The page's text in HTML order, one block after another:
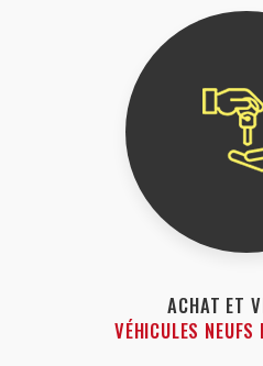
ACHAT ET
VÉHICULES